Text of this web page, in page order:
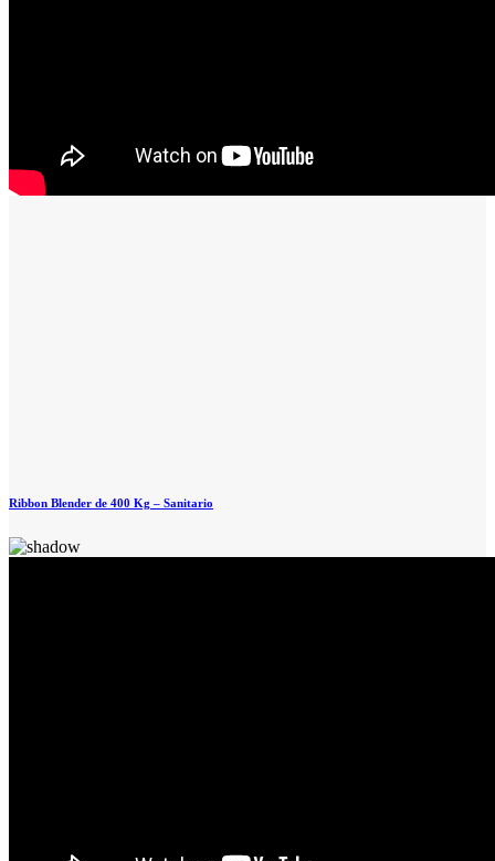
Ribbon Blender de 400 Kg – Sanitario